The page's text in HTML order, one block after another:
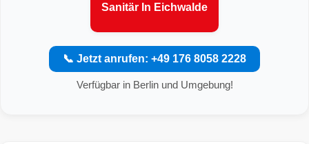
Sanitär In Eichwalde
📞 Jetzt anrufen: +49 176 8058 2228
Verfügbar in Berlin und Umgebung!